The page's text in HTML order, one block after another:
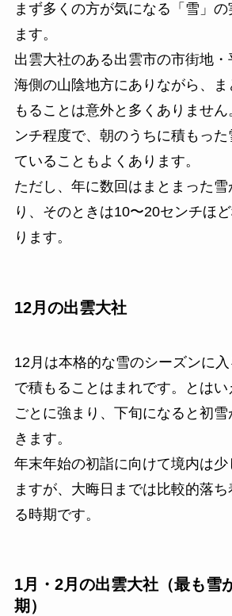
まず多くの方が気になる「雪」
ます。
出雲大社のある出雲市の市街地
海側の山陰地方にありながら、
もることは意外と多くありませ
ンチ程度で、朝のうちに積もっ
ていることもよくあります。
ただし、年に数回はまとまった
り、そのときは10〜20センチほ
ります。
12月の出雲大社
12月は本格的な雪のシーズンに
で積もることはまれです。とはい
ごとに強まり、下旬になると初
きます。
年末年始の初詣に向けて境内は少
ますが、大晦日までは比較的落ち
る時期です。
1月・2月の出雲大社（最も雪
期）